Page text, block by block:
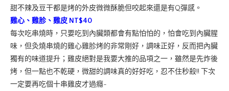
甜不辣及豆干都是烤的外皮微微酥脆但咬起來還是有Q彈感。
雞心、雞胗、雞皮 NT$40
每次吃串燒時，只要吃到內臟類都會有點怕怕的，怕會吃到內臟腥
味，但灸燒串燒的雞心雞胗烤的非常剛好，調味正好，反而把內臟
獨有的味道提升；雞皮絕對是我要大推的品項之一，雖然是先炸後
烤，但一點也不乾硬，微甜的調味真的好好吃，忍不住秒殺!! 下次
一定要再吃個十串雞皮才過癮~